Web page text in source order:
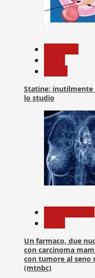
Statine:
lo studio
Un farmaco, due
con carcinoma
con tumore al
(mtnbc)